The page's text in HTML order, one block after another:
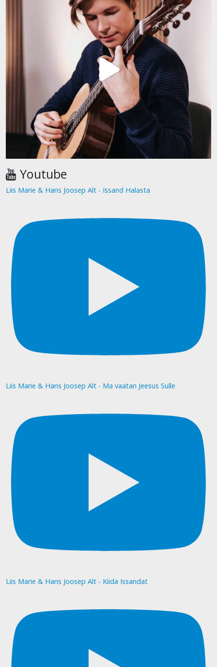
Youtube
Liis Marie & Hans Joosep Alt - Issand Halasta
Liis Marie & Hans Joosep Alt - Ma vaatan Jeesus Sulle
Liis Marie & Hans Joosep Alt - Kiida Issandat